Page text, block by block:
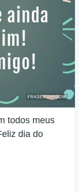
todos meus
dia do